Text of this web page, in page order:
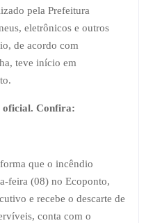
pela Prefeitura
eletrônicos e outros
de acordo com
teve início em
oficial. Confira:
que o incêndio
feira (08) no Ecoponto,
e recebe o descarte de
conta com o